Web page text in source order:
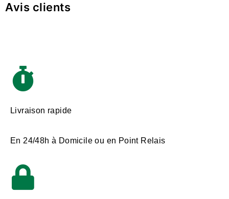
Avis clients
Livraison rapide
En 24/48h à Domicile ou en Point Relais